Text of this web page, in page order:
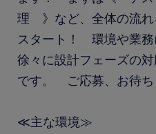
理 》など、全体の流れ
スタート！ 環境や業務
徐々に設計フェーズの
です。 ご応募、お待ち
≪主な環境≫